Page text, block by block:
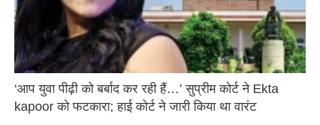
‘आप युवा पीढ़ी को बर्बाद कर रही हैं…’ सुप्रीम कोर्ट ने Ekta
kapoor को फटकारा; हाई कोर्ट ने जारी किया था वारंट